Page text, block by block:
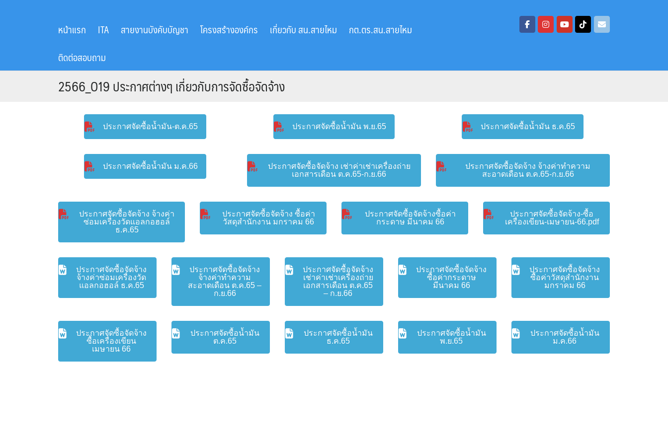
หน้าแรก ITA สายงานบังคับบัญชา โครงสร้างองค์กร เกี่ยวกับ สน.สายไหม
กต.ตร.สน.สายไหม
ติดต่อสอบถาม
2566_O19 ประกาศต่างๆ เกี่ยวกับการจัดซื้อจัดจ้าง
ประกาศจัดซื้อน้ำมัน-ต.ค.65 ประกาศจัดซื้อน้ำมัน พ.ย.65 ประกาศจัดซื้อน้ำมัน ธ.ค.65
ประกาศจัดซื้อน้ำมัน ม.ค.66
ประกาศจัดซื้อจัดจ้าง เช่าค่าเช่าเครื่องถ่าย
เอกสารเดือน ต.ค.65-ก.ย.66
ประกาศจัดซื้อจัดจ้าง จ้างค่าทำความ
สะอาดเดือน ต.ค.65-ก.ย.66
ประกาศจัดซื้อจัดจ้าง จ้างค่า
ซ่อมเครื่องวัดแอลกอฮอล์
ธ.ค.65
ประกาศจัดซื้อจัดจ้าง ซื้อค่า
วัสดุสำนักงาน มกราคม 66
ประกาศจัดซื้อจัดจ้างซื้อค่า
กระดาษ มีนาคม 66
ประกาศจัดซื้อจัดจ้าง-ซื้อ
เครื่องเขียน-เมษายน-66.pdf
ประกาศจัดซื้อจัดจ้าง
จ้างค่าซ่อมเครื่องวัด
แอลกอฮอล์ ธ.ค.65
ประกาศจัดซื้อจัดจ้าง
จ้างค่าทำความ
สะอาดเดือน ต.ค.65 –
ก.ย.66
ประกาศจัดซื้อจัดจ้าง
เช่าค่าเช่าเครื่องถ่าย
เอกสารเดือน ต.ค.65
– ก.ย.66
ประกาศจัดซื้อจัดจ้าง
ซื้อค่ากระดาษ
มีนาคม 66
ประกาศจัดซื้อจัดจ้าง
ซื้อค่าวัสดุสำนักงาน
มกราคม 66
ประกาศจัดซื้อจัดจ้าง
ซื้อเครื่องเขียน
เมษายน 66
ประกาศจัดซื้อน้ำมัน
ต.ค.65
ประกาศจัดซื้อน้ำมัน
ธ.ค.65
ประกาศจัดซื้อน้ำมัน
พ.ย.65
ประกาศจัดซื้อน้ำมัน
ม.ค.66